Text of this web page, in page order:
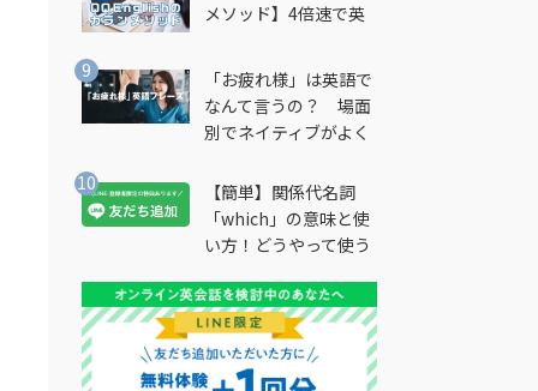
メソッド】4倍速で英
法とは？
「お疲れ様」は英語で
なんて言うの？ 場面
別でネイティブがよく
説
【簡単】関係代名詞
「which」の意味と使
い方！どうやって使う